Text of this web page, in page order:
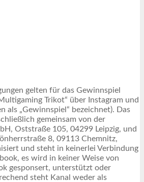
gelten für das Gewinnspiel
Trikot“ über Instagram und
als „Gewinnspiel“ bezeichnet). Das
gemeinsam von der
Oststraße 105, 04299 Leipzig, und
8, 09113 Chemnitz,
und steht in keinerlei Verbindung
es wird in keiner Weise von
gesponsert, unterstützt oder
steht Kanal weder als